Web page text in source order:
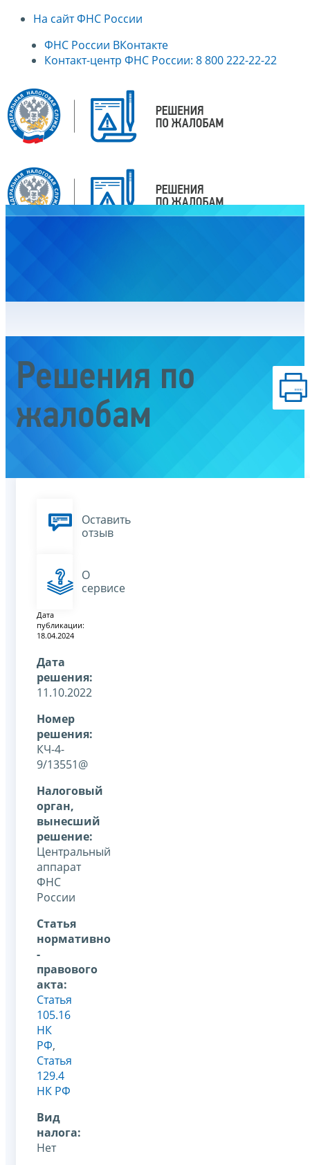
На сайт ФНС России
ФНС России ВКонтакте
Контакт-центр ФНС России: 8 800 222-22-22
Решения по
жалобам
Оставить
отзыв
О
сервисе
Дата
публикации:
18.04.2024
Дата
решения:
11.10.2022
Номер
решения:
КЧ-4-
9/13551@
Налоговый
орган,
вынесший
решение:
Центральный
аппарат
ФНС
России
Статья
нормативно
-
правового
акта:
Статья
105.16
НК
РФ,
Статья
129.4
НК РФ
Вид
налога:
Нет